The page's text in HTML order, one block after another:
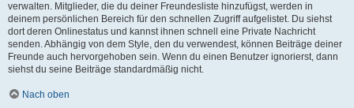
verwalten. Mitglieder, die du deiner Freundesliste hinzufügst, werden in
deinem persönlichen Bereich für den schnellen Zugriff aufgelistet. Du siehst
dort deren Onlinestatus und kannst ihnen schnell eine Private Nachricht
senden. Abhängig von dem Style, den du verwendest, können Beiträge deiner
Freunde auch hervorgehoben sein. Wenn du einen Benutzer ignorierst, dann
siehst du seine Beiträge standardmäßig nicht.
Nach oben